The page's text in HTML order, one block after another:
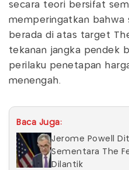
secara teori bersifat
memperingatkan bahwa
berada di atas target
tekanan jangka pendek
perilaku penetapan
menengah.
Baca Juga:
Jerome Powell
Sementara The
Dilantik